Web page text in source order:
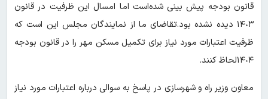
قانون بودجه پیش بینی شده‌است اما امسال این ظرفیت در قانون
١۴٠٣ دیده نشده بود.تقاضای ما از نمایندگان مجلس این است که
ظرفیت اعتبارات مورد نیاز برای تکمیل مسکن مهر را در قانون بودجه
١۴٠۴لحاظ کنند.
معاون وزیر راه و شهرسازی در پاسخ به سوالی درباره اعتبارات مورد نیاز